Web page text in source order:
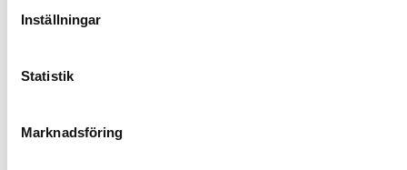
Inställningar
Statistik
Marknadsföring